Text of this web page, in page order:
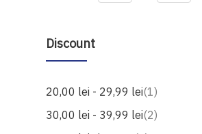
Discount
20,00 lei - 29,99 lei 1produs
30,00 lei - 39,99 lei 2produse